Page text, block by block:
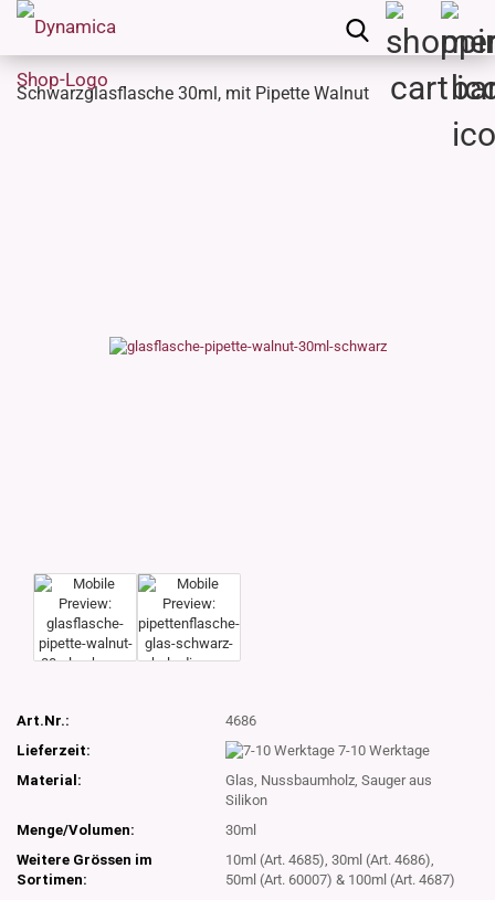
Schwarzglasflasche 30ml, mit Pipette Walnut
Art.Nr.:
4686
Lieferzeit:
7-10 Werktage
Material:
Glas, Nussbaumholz, Sauger aus
Silikon
Menge/Volumen:
30ml
Weitere Grössen im
Sortimen:
10ml (Art. 4685), 30ml (Art. 4686),
50ml (Art. 60007) & 100ml (Art. 4687)